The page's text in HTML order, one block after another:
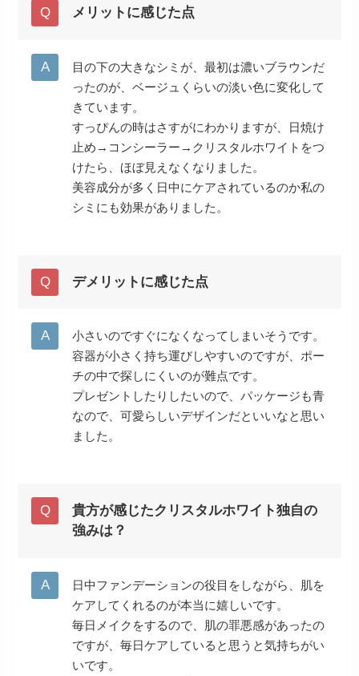
メリットに感じた点
目の下の大きなシミが、最初は濃いブラウンだ
ったのが、ベージュくらいの淡い色に変化して
きています。
すっぴんの時はさすがにわかりますが、日焼け
止め→コンシーラー→クリスタルホワイトをつ
けたら、ほぼ見えなくなりました。
美容成分が多く日中にケアされているのか私の
シミにも効果がありました。
デメリットに感じた点
小さいのですぐになくなってしまいそうです。
容器が小さく持ち運びしやすいのですが、ポー
チの中で探しにくいのが難点です。
プレゼントしたりしたいので、パッケージも青
なので、可愛らしいデザインだといいなと思い
ました。
貴方が感じたクリスタルホワイト独自の
強みは？
日中ファンデーションの役目をしながら、肌を
ケアしてくれるのが本当に嬉しいです。
毎日メイクをするので、肌の罪悪感があったの
ですが、毎日ケアしていると思うと気持ちがい
いです。